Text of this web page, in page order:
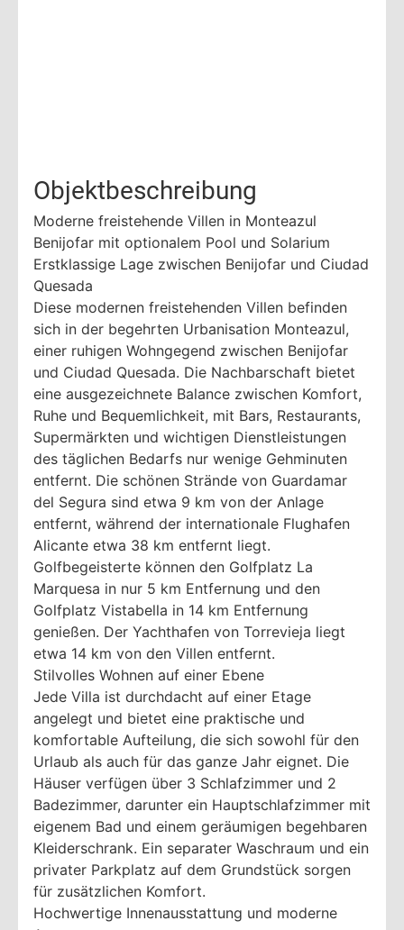
Objektbeschreibung
Moderne freistehende Villen in Monteazul
Benijofar mit optionalem Pool und Solarium
Erstklassige Lage zwischen Benijofar und Ciudad
Quesada
Diese modernen freistehenden Villen befinden
sich in der begehrten Urbanisation Monteazul,
einer ruhigen Wohngegend zwischen Benijofar
und Ciudad Quesada. Die Nachbarschaft bietet
eine ausgezeichnete Balance zwischen Komfort,
Ruhe und Bequemlichkeit, mit Bars, Restaurants,
Supermärkten und wichtigen Dienstleistungen
des täglichen Bedarfs nur wenige Gehminuten
entfernt. Die schönen Strände von Guardamar
del Segura sind etwa 9 km von der Anlage
entfernt, während der internationale Flughafen
Alicante etwa 38 km entfernt liegt.
Golfbegeisterte können den Golfplatz La
Marquesa in nur 5 km Entfernung und den
Golfplatz Vistabella in 14 km Entfernung
genießen. Der Yachthafen von Torrevieja liegt
etwa 14 km von den Villen entfernt.
Stilvolles Wohnen auf einer Ebene
Jede Villa ist durchdacht auf einer Etage
angelegt und bietet eine praktische und
komfortable Aufteilung, die sich sowohl für den
Urlaub als auch für das ganze Jahr eignet. Die
Häuser verfügen über 3 Schlafzimmer und 2
Badezimmer, darunter ein Hauptschlafzimmer mit
eigenem Bad und einem geräumigen begehbaren
Kleiderschrank. Ein separater Waschraum und ein
privater Parkplatz auf dem Grundstück sorgen
für zusätzlichen Komfort.
Hochwertige Innenausstattung und moderne